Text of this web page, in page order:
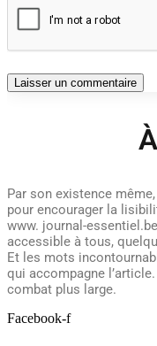
Par son existence
pour encourager la
www. journal-
accessible à tous,
Et les mots
qui accompagne
combat plus large.
Facebook-f